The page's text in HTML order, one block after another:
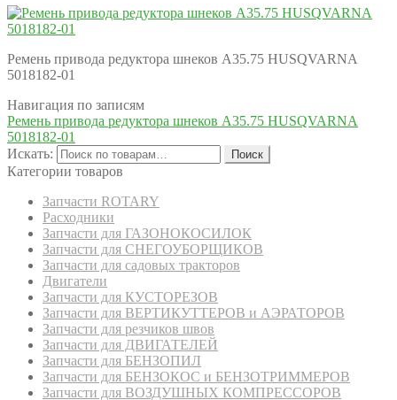
Ремень привода редуктора шнеков A35.75 HUSQVARNA
5018182-01
Навигация по записям
Ремень привода редуктора шнеков A35.75 HUSQVARNA
5018182-01
Искать:
Поиск
Категории товаров
Запчасти ROTARY
Расходники
Запчасти для ГАЗОНОКОСИЛОК
Запчасти для СНЕГОУБОРЩИКОВ
Запчасти для садовых тракторов
Двигатели
Запчасти для КУСТОРЕЗОВ
Запчасти для ВЕРТИКУТТЕРОВ и АЭРАТОРОВ
Запчасти для резчиков швов
Запчасти для ДВИГАТЕЛЕЙ
Запчасти для БЕНЗОПИЛ
Запчасти для БЕНЗОКОС и БЕНЗОТРИММЕРОВ
Запчасти для ВОЗДУШНЫХ КОМПРЕССОРОВ